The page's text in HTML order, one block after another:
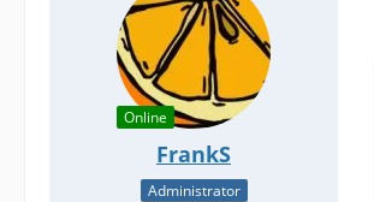
Online
FrankS
Administrator